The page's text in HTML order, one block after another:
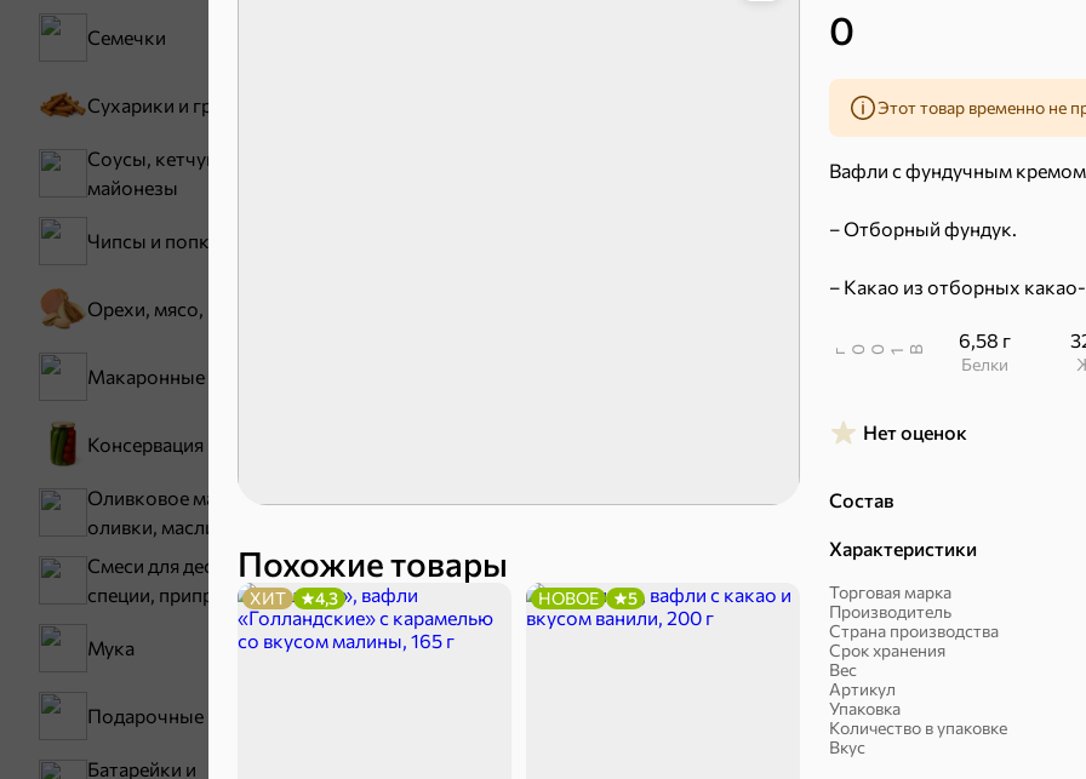
Похожие товары
ХИТ 4,3 НОВОЕ 5
0
Этот товар временно не
Вафли с фундучным
– Отборный фундук.
– Какао из отборных
В
1 00
г
6,58 г
Белки
Нет оценок
Состав
Характеристики
Торговая марка
Производитель
Страна производства
Срок хранения
Вес
Артикул
Упаковка
Количество в упаковке
Вкус
Семечки
Сухарики и гренки
Соусы, кетчупы,
майонезы
Чипсы и попкорн
Орехи, мясо, рыба
Макаронные изделия
Консервация
Оливковое масло,
оливки, маслины
Смеси для десертов,
специи, приправы
Мука
Подарочные пакеты
Батарейки и
Печенье
Вафли
Тараллини